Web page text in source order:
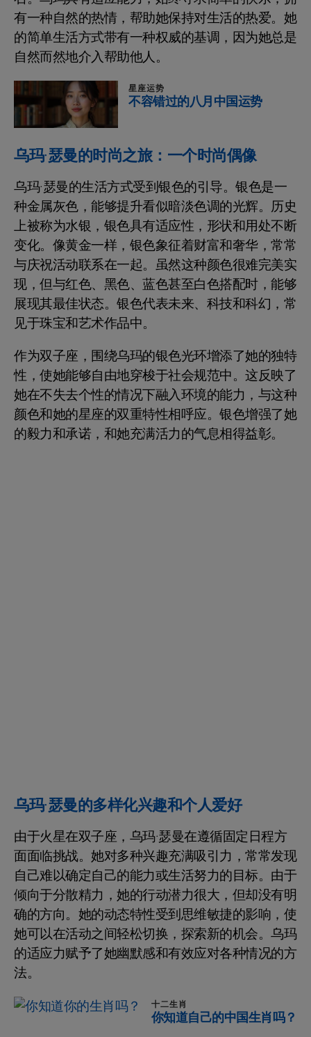
有一种自然的热情，帮助她保持对生活的热爱。她
的简单生活方式带有一种权威的基调，因为她总是
自然而然地介入帮助他人。
星座运势
不容错过的八月中国运势
乌玛·瑟曼的时尚之旅：一个时尚偶像
乌玛·瑟曼的生活方式受到银色的引导。银色是一
种金属灰色，能够提升看似暗淡色调的光辉。历史
上被称为水银，银色具有适应性，形状和用处不断
变化。像黄金一样，银色象征着财富和奢华，常常
与庆祝活动联系在一起。虽然这种颜色很难完美实
现，但与红色、黑色、蓝色甚至白色搭配时，能够
展现其最佳状态。银色代表未来、科技和科幻，常
见于珠宝和艺术作品中。
作为双子座，围绕乌玛的银色光环增添了她的独特
性，使她能够自由地穿梭于社会规范中。这反映了
她在不失去个性的情况下融入环境的能力，与这种
颜色和她的星座的双重特性相呼应。银色增强了她
的毅力和承诺，和她充满活力的气息相得益彰。
乌玛·瑟曼的多样化兴趣和个人爱好
由于火星在双子座，乌玛·瑟曼在遵循固定日程方
面面临挑战。她对多种兴趣充满吸引力，常常发现
自己难以确定自己的能力或生活努力的目标。由于
倾向于分散精力，她的行动潜力很大，但却没有明
确的方向。她的动态特性受到思维敏捷的影响，使
她可以在活动之间轻松切换，探索新的机会。乌玛
的适应力赋予了她幽默感和有效应对各种情况的方
法。
十二生肖
你知道自己的中国生肖吗？